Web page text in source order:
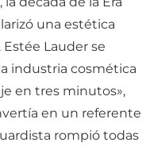
una estética
Lauder se
industria cosmética
en tres minutos»,
en un referente
rompió todas